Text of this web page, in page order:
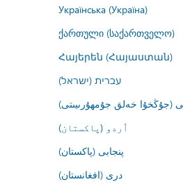
Українська (Україна)
ქართული (საქართველო)
Հայերեն (Հայաստան)
עברית (ישראל)
(جۇڭخۇا خەلق جۇمھۇرىيىتى)
اُردو (پاکستان)
پنجابی (پاکستان)
درى (افغانستان)